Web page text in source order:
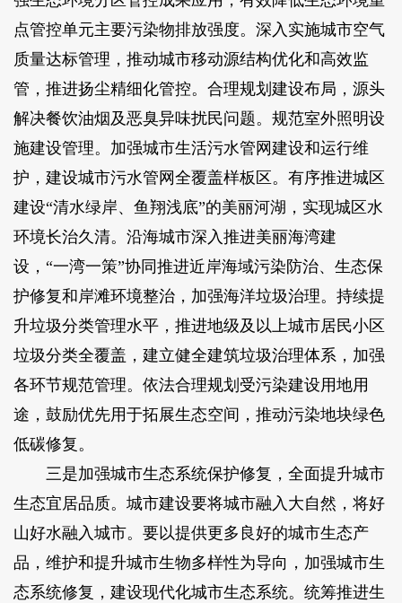
点管控单元主要污染物排放强度。深入实施城市空气
质量达标管理，推动城市移动源结构优化和高效监
管，推进扬尘精细化管控。合理规划建设布局，源头
解决餐饮油烟及恶臭异味扰民问题。规范室外照明设
施建设管理。加强城市生活污水管网建设和运行维
护，建设城市污水管网全覆盖样板区。有序推进城区
建设“清水绿岸、鱼翔浅底”的美丽河湖，实现城区水
环境长治久清。沿海城市深入推进美丽海湾建
设，“一湾一策”协同推进近岸海域污染防治、生态保
护修复和岸滩环境整治，加强海洋垃圾治理。持续提
升垃圾分类管理水平，推进地级及以上城市居民小区
垃圾分类全覆盖，建立健全建筑垃圾治理体系，加强
各环节规范管理。依法合理规划受污染建设用地用
途，鼓励优先用于拓展生态空间，推动污染地块绿色
低碳修复。
三是加强城市生态系统保护修复，全面提升城市
生态宜居品质。城市建设要将城市融入大自然，将好
山好水融入城市。要以提供更多良好的城市生态产
品，维护和提升城市生物多样性为导向，加强城市生
态系统修复，建设现代化城市生态系统。统筹推进生